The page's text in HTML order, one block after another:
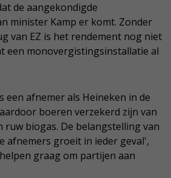
de aangekondigde
minister Kamp er komt. Zonder
van EZ is het rendement nog niet
een monovergistingsinstallatie al
een afnemer als Heineken in de
boeren verzekerd zijn van
ruw biogas. De belangstelling van
afnemers groeit in ieder geval',
graag om partijen aan